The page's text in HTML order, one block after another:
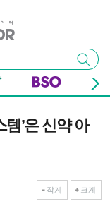
검색
템’은 신약 아
작게 크게